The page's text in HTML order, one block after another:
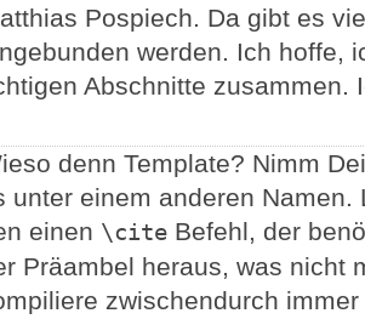
Pospiech. Da gibt es
werden. Ich hoffe,
Abschnitte zusammen.
denn Template? Nimm
unter einem anderen
einen \cite Befehl, der
Präambel heraus, was nicht
zwischendurch